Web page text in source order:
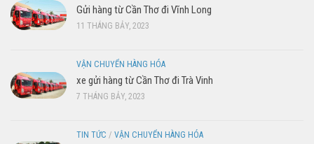
Gửi hàng từ Cần Thơ đi Vĩnh Long
11 THÁNG BẢY, 2023
VẬN CHUYỂN HÀNG HÓA
xe gửi hàng từ Cần Thơ đi Trà Vinh
7 THÁNG BẢY, 2023
TIN TỨC / VẬN CHUYỂN HÀNG HÓA